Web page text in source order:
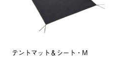
テントマット＆シート・M